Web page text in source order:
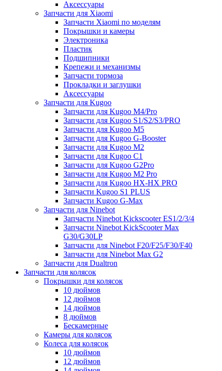
Аксессуары
Запчасти для Xiaomi
Запчасти Xiaomi по моделям
Покрышки и камеры
Электроника
Пластик
Подшипники
Крепежи и механизмы
Запчасти тормоза
Прокладки и заглушки
Аксессуары
Запчасти для Kugoo
Запчасти для Kugoo M4/Pro
Запчасти для Kugoo S1/S2/S3/PRO
Запчасти для Kugoo M5
Запчасти для Kugoo G-Booster
Запчасти для Kugoo M2
Запчасти для Kugoo C1
Запчасти для Kugoo G2Pro
Запчасти для Kugoo M2 Pro
Запчасти для Kugoo HX-HX PRO
Запчасти Kugoo S1 PLUS
Запчасти Kugoo G-Max
Запчасти для Ninebot
Запчасти Ninebot Kickscooter ES1/2/3/4
Запчасти Ninebot KickScooter Max
G30/G30LP
Запчасти для Ninebot F20/F25/F30/F40
Запчасти для Ninebot Max G2
Запчасти для Dualtron
Запчасти для колясок
Покрышки для колясок
10 дюймов
12 дюймов
14 дюймов
8 дюймов
Бескамерные
Камеры для колясок
Колеса для колясок
10 дюймов
12 дюймов